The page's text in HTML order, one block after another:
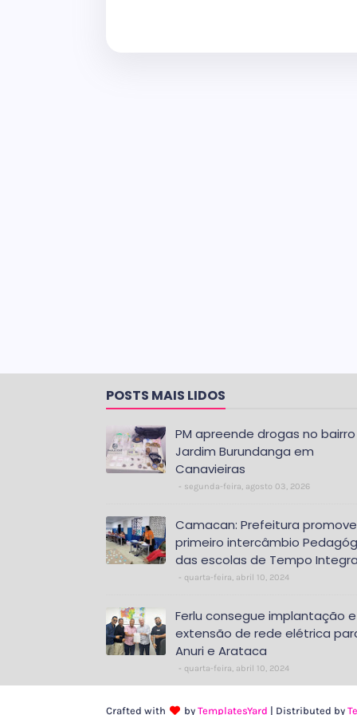
POSTS MAIS LIDOS
PM apreende drogas no bairro
Jardim Burundanga em
Canavieiras
segunda-feira, agosto 03, 2026
Camacan: Prefeitura promove
primeiro intercâmbio
das escolas de Tempo
quarta-feira, abril 10, 2024
Ferlu consegue implantação e
extensão de rede elétrica
Anuri e Arataca
quarta-feira, abril 10, 2024
Crafted with by TemplatesYard | Distributed by